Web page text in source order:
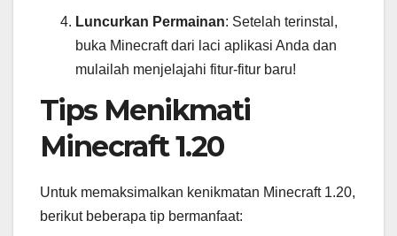
Luncurkan Permainan: Setelah terinstal,
buka Minecraft dari laci aplikasi Anda dan
mulailah menjelajahi fitur-fitur baru!
Tips Menikmati
Minecraft 1.20
Untuk memaksimalkan kenikmatan Minecraft 1.20,
berikut beberapa tip bermanfaat: